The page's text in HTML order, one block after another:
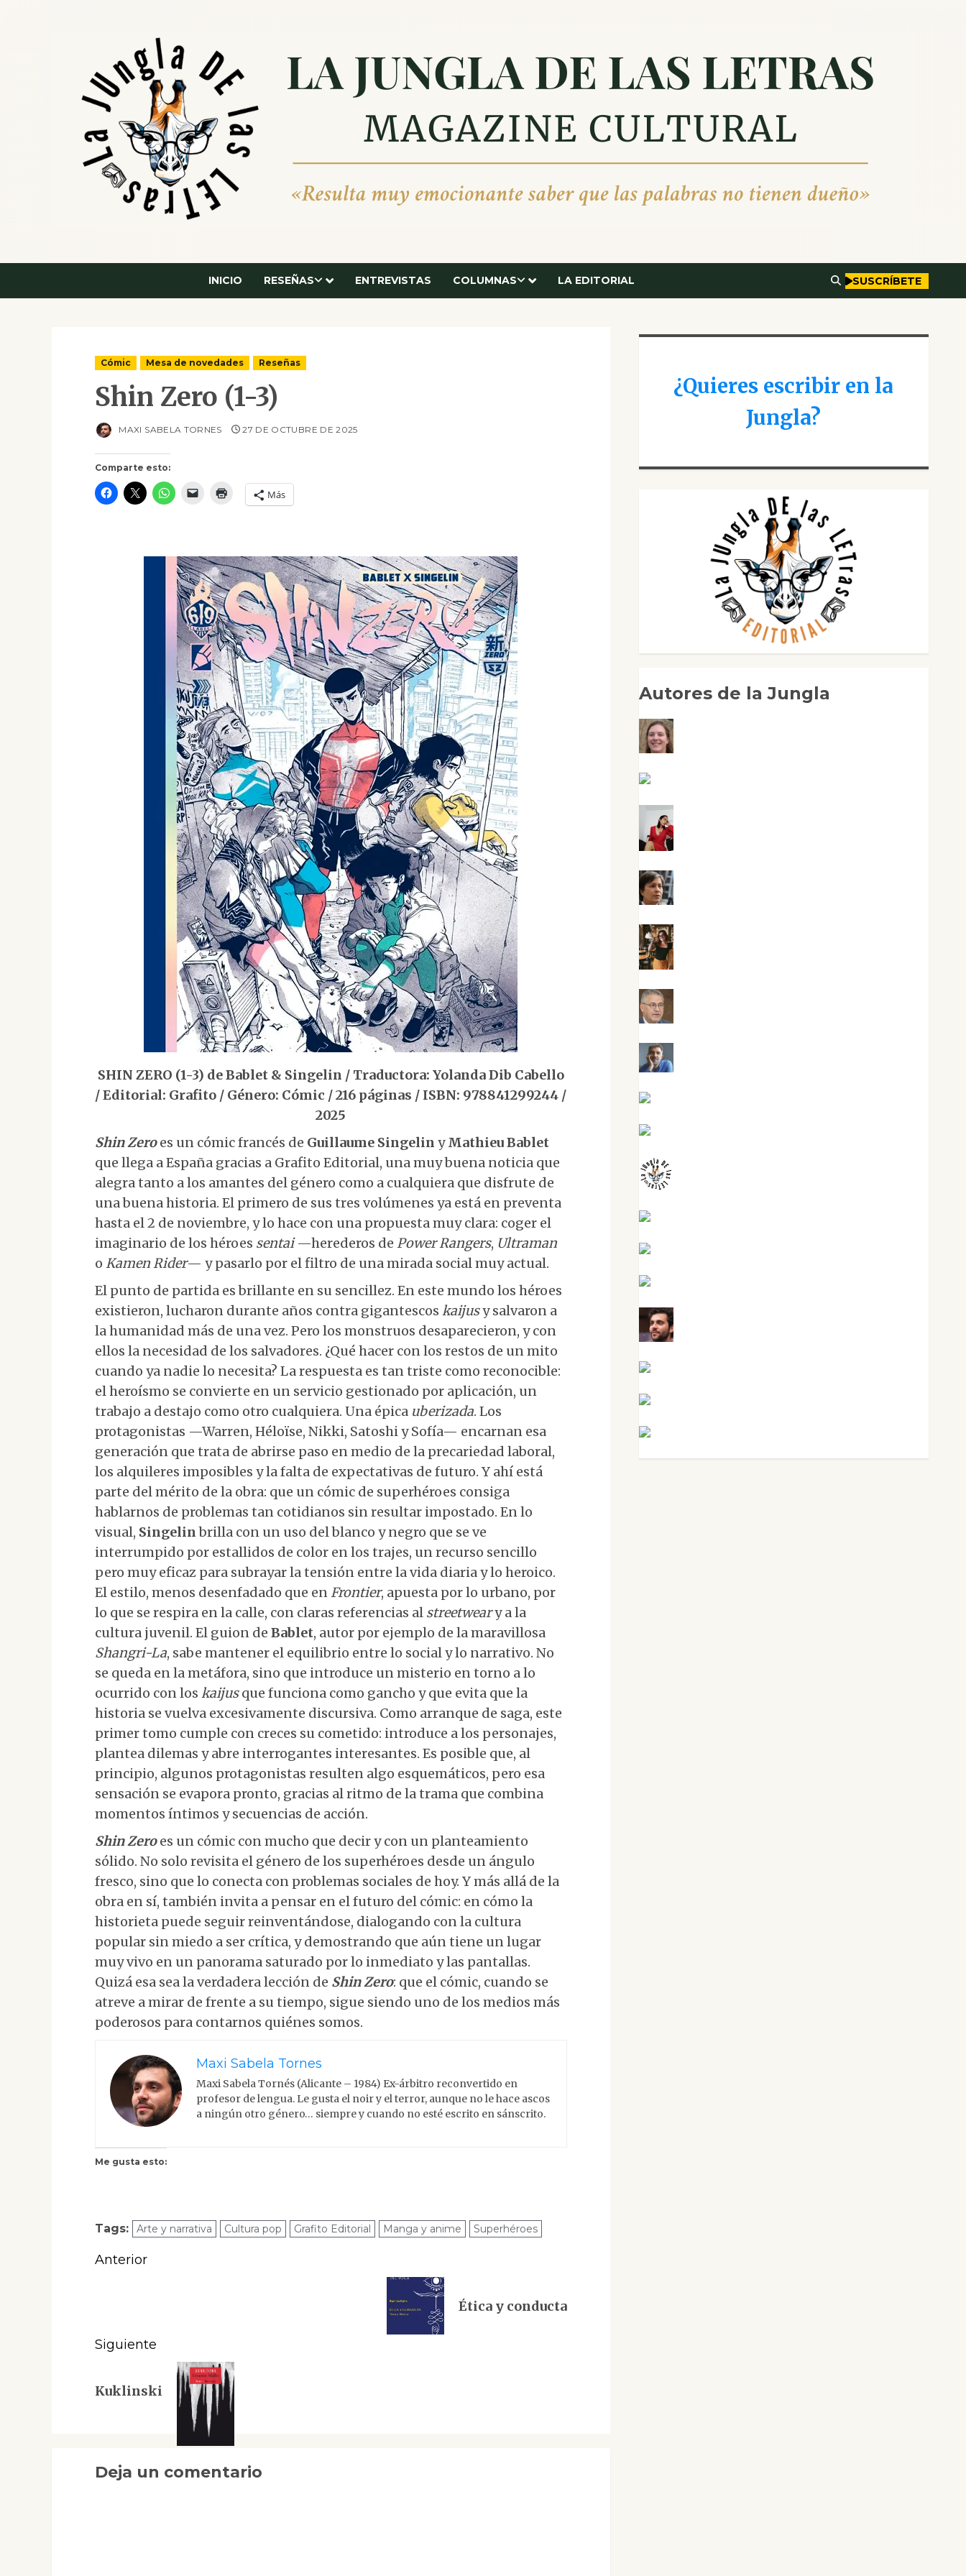
INICIO RESEÑAS ENTREVISTAS COLUMNAS LA EDITORIAL SUSCRÍBETE
Cómic Mesa de novedades Reseñas
Shin Zero (1-3)
Comparte esto:
Más
MAXI SABELA TORNES 27 DE OCTUBRE DE 2025
SHIN ZERO (1-3) de Bablet & Singelin / Traductora: Yolanda Dib Cabello
/ Editorial: Grafito / Género: Cómic / 216 páginas / ISBN: 978841299244 /
2025
Shin Zeroes un cómic francés de Guillaume Singelin yMathieu Bablet
que llega a España gracias a Grafito Editorial, una muy buena noticia que
alegra tanto a los amantes del género como a cualquiera que disfrute de
una buena historia. El primero de sus tres volúmenes ya está en preventa
hasta el 2 de noviembre, y lo hace con una propuesta muy clara: coger el
imaginario de los héroes sentai—herederos de Power Rangers, Ultraman
o Kamen Rider— y pasarlo por el filtro de una mirada social muy actual.
El punto de partida es brillante en su sencillez. En este mundo los héroes
existieron, lucharon durante años contra gigantescos kaijusy salvaron a
la humanidad más de una vez. Pero los monstruos desaparecieron, y con
ellos la necesidad de los salvadores. ¿Qué hacer con los restos de un mito
cuando ya nadie lo necesita? La respuesta es tan triste como reconocible:
el heroísmo se convierte en un servicio gestionado por aplicación, un
trabajo a destajo como otro cualquiera. Una épica uberizada. Los
protagonistas —Warren, Héloïse, Nikki, Satoshi y Sofía— encarnan esa
generación que trata de abrirse paso en medio de la precariedad laboral,
los alquileres imposibles y la falta de expectativas de futuro. Y ahí está
parte del mérito de la obra: que un cómic de superhéroes consiga
hablarnos de problemas tan cotidianos sin resultar impostado. En lo
visual, Singelinbrilla con un uso del blanco y negro que se ve
interrumpido por estallidos de color en los trajes, un recurso sencillo
pero muy eficaz para subrayar la tensión entre la vida diaria y lo heroico.
El estilo, menos desenfadado que en Frontier, apuesta por lo urbano, por
lo que se respira en la calle, con claras referencias al streetweary a la
cultura juvenil. El guion de Bablet, autor por ejemplo de la maravillosa
Shangri-La, sabe mantener el equilibrio entre lo social y lo narrativo. No
se queda en la metáfora, sino que introduce un misterio en torno a lo
ocurrido con los kaijusque funciona como gancho y que evita que la
historia se vuelva excesivamente discursiva. Como arranque de saga, este
primer tomo cumple con creces su cometido: introduce a los personajes,
plantea dilemas y abre interrogantes interesantes. Es posible que, al
principio, algunos protagonistas resulten algo esquemáticos, pero esa
sensación se evapora pronto, gracias al ritmo de la trama que combina
momentos íntimos y secuencias de acción.
Shin Zeroes un cómic con mucho que decir y con un planteamiento
sólido. No solo revisita el género de los superhéroes desde un ángulo
fresco, sino que lo conecta con problemas sociales de hoy. Y más allá de la
obra en sí, también invita a pensar en el futuro del cómic: en cómo la
historieta puede seguir reinventándose, dialogando con la cultura
popular sin miedo a ser crítica, y demostrando que aún tiene un lugar
muy vivo en un panorama saturado por lo inmediato y las pantallas.
Quizá esa sea la verdadera lección de Shin Zero: que el cómic, cuando se
atreve a mirar de frente a su tiempo, sigue siendo uno de los medios más
poderosos para contarnos quiénes somos.
Maxi Sabela Tornes
Maxi Sabela Tornés (Alicante – 1984) Ex-árbitro reconvertido en
profesor de lengua. Le gusta el noir y el terror, aunque no le hace ascos
a ningún otro género… siempre y cuando no esté escrito en sánscrito.
Me gusta esto:
Tags: Arte y narrativa Cultura pop Grafito Editorial Manga y anime Superhéroes
Navegación
Anterior
Ética y conducta
Siguiente
entrada:
Kuklinski
Deja un comentario
¿Quieres escribir en la
Jungla?
Autores de la Jungla